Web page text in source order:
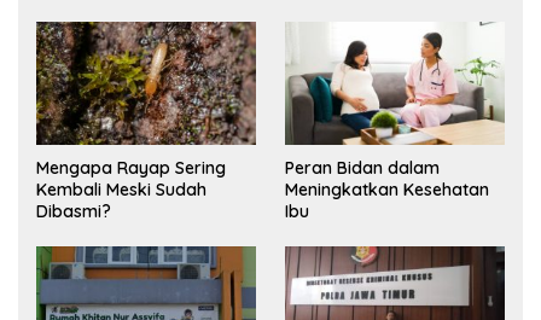
Mengapa Rayap Sering
Kembali Meski Sudah
Dibasmi?
Peran Bidan dalam
Meningkatkan Kesehatan
Ibu